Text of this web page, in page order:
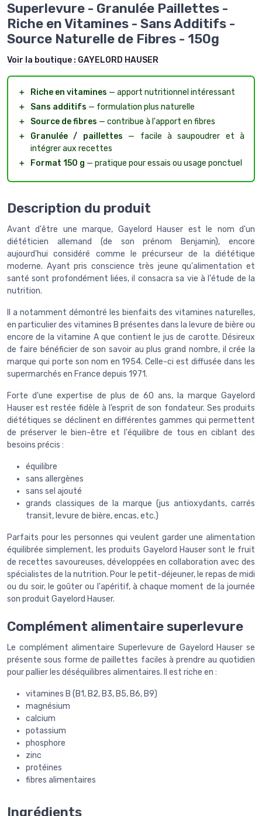
Superlevure - Granulée Paillettes -
Riche en Vitamines - Sans Additifs -
Source Naturelle de Fibres - 150g
Voir la boutique : GAYELORD HAUSER
＋ Riche en vitamines — apport nutritionnel intéressant
＋
Sans additifs — formulation plus naturelle
＋
Source de fibres — contribue à l'apport en fibres
＋
Granulée / paillettes — facile à saupoudrer et à
intégrer aux recettes
＋
Format 150 g — pratique pour essais ou usage ponctuel
Description du produit
Avant d'être une marque, Gayelord Hauser est le nom d'un
diététicien allemand (de son prénom Benjamin), encore
aujourd'hui considéré comme le précurseur de la diététique
moderne. Ayant pris conscience très jeune qu'alimentation et
santé sont profondément liées, il consacra sa vie à l'étude de la
nutrition.
Il a notamment démontré les bienfaits des vitamines naturelles,
en particulier des vitamines B présentes dans la levure de bière ou
encore de la vitamine A que contient le jus de carotte. Désireux
de faire bénéficier de son savoir au plus grand nombre, il crée la
marque qui porte son nom en 1954. Celle-ci est diffusée dans les
supermarchés en France depuis 1971.
Forte d'une expertise de plus de 60 ans, la marque Gayelord
Hauser est restée fidèle à l’esprit de son fondateur. Ses produits
diététiques se déclinent en différentes gammes qui permettent
de préserver le bien-être et l'équilibre de tous en ciblant des
besoins précis :
équilibre
sans allergènes
sans sel ajouté
grands classiques de la marque (jus antioxydants, carrés
transit, levure de bière, encas, etc.)
Parfaits pour les personnes qui veulent garder une alimentation
équilibrée simplement, les produits Gayelord Hauser sont le fruit
de recettes savoureuses, développées en collaboration avec des
spécialistes de la nutrition. Pour le petit-déjeuner, le repas de midi
ou du soir, le goûter ou l'apéritif, à chaque moment de la journée
son produit Gayelord Hauser.
Complément alimentaire superlevure
Le complément alimentaire Superlevure de Gayelord Hauser se
présente sous forme de paillettes faciles à prendre au quotidien
pour pallier les déséquilibres alimentaires. Il est riche en :
vitamines B (B1, B2, B3, B5, B6, B9)
magnésium
calcium
potassium
phosphore
zinc
protéines
fibres alimentaires
Ingrédients